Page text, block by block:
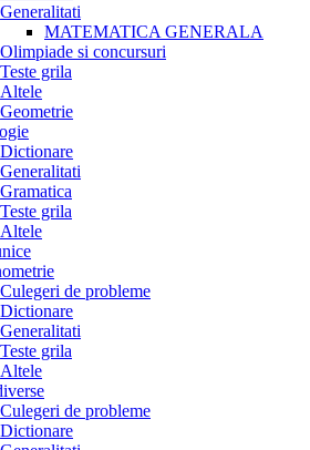
Generalitati
MATEMATICA GENERALA
Olimpiade si concursuri
Teste grila
Altele
Geometrie
Dictionare
Generalitati
Gramatica
Teste grila
Altele
Culegeri de probleme
Dictionare
Generalitati
Teste grila
Altele
Culegeri de probleme
Dictionare